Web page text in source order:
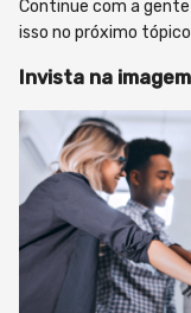
Continue com a
isso no próximo
Invista na